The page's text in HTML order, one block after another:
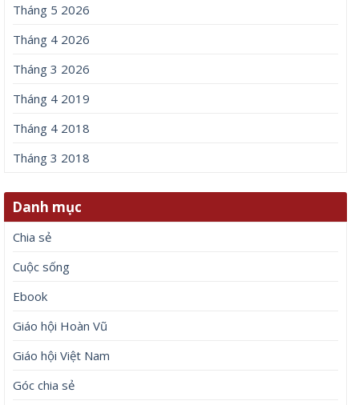
Tháng 5 2026
Tháng 4 2026
Tháng 3 2026
Tháng 4 2019
Tháng 4 2018
Tháng 3 2018
Danh mục
Chia sẻ
Cuộc sống
Ebook
Giáo hội Hoàn Vũ
Giáo hội Việt Nam
Góc chia sẻ